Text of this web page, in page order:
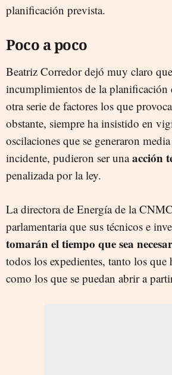
planificación prevista.
Poco a poco
Beatriz Corredor dejó muy claro
incumplimientos de la planificación
otra serie de factores los que
obstante, siempre ha insistido en
oscilaciones que se generaron
incidente, pudieron ser unaacción
penalizada por la ley.
La directora de Energía de la
parlamentaria que sus técnicos e
tomarán el tiempo que sea
todos los expedientes, tanto los que
como los que se puedan abrir a